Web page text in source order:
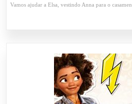
Vamos ajudar a Elsa, vestindo Anna para o